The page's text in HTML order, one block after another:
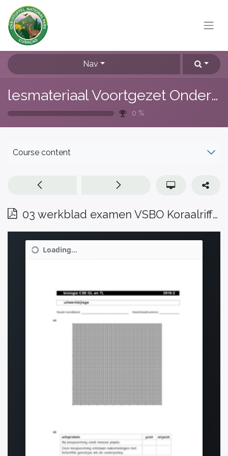
Nav
lesmateriaal Voortgezet Onderwijs
0 %
Course content
03 werkblad examen VSBO Koraalriffen uitwerkbijlage